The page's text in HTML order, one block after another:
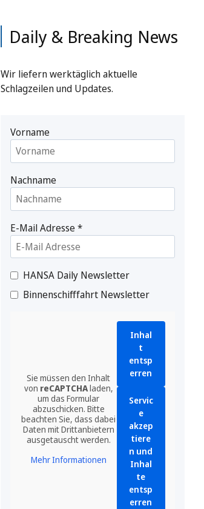
Daily & Breaking News
Wir liefern werktäglich aktuelle
Schlagzeilen und Updates.
Vorname
Nachname
E-Mail Adresse*
HANSA Daily Newsletter
Binnenschifffahrt Newsletter
Sie müssen den Inhalt
von reCAPTCHAladen,
um das Formular
abzuschicken. Bitte
beachten Sie, dass dabei
Daten mit Drittanbietern
ausgetauscht werden.
Mehr Informationen
Inhal
t
entsp
erren
Servic
e
akzep
tiere
n und
Inhal
te
entsp
erren